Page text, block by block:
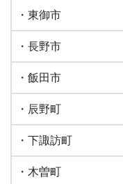
・東御市
・長野市
・飯田市
・辰野町
・下諏訪町
・木曽町